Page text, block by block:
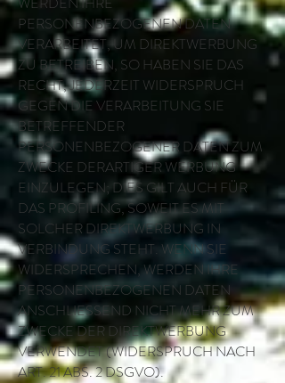
PERSONENBEZOGENEN DATEN
VERARBEITET, UM DIREKTWERBUNG
ZU BETREIBEN, SO HABEN SIE DAS
RECHT, JEDERZEIT WIDERSPRUCH
GEGEN DIE VERARBEITUNG SIE
BETREFFENDER
PERSONENBEZOGENER DATEN ZUM
ZWECKE DERARTIGER WERBUNG
EINZULEGEN; DIES GILT AUCH FÜR
DAS PROFILING, SOWEIT ES MIT
SOLCHER DIREKTWERBUNG IN
VERBINDUNG STEHT. WENN SIE
WIDERSPRECHEN, WERDEN IHRE
PERSONENBEZOGENEN DATEN
ANSCHLIESSEND NICHT MEHR ZUM
ZWECKE DER DIREKTWERBUNG
VERWENDET (WIDERSPRUCH NACH
ART. 21 ABS. 2 DSGVO).